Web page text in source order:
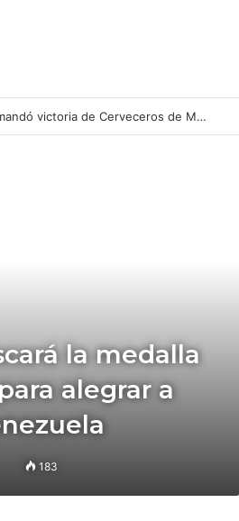
William Contreras comandó victoria de Cerveceros de Milwaukee en casa (+Video)
la medalla
alegrar a
183